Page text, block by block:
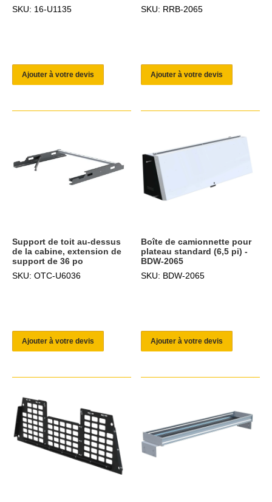
SKU: 16-U1135
Ajouter à votre devis
SKU: RRB-2065
Ajouter à votre devis
Support de toit au-dessus
de la cabine, extension de
support de 36 po
SKU: OTC-U6036
Ajouter à votre devis
Boîte de camionnette pour
plateau standard (6,5 pi) -
BDW-2065
SKU: BDW-2065
Ajouter à votre devis